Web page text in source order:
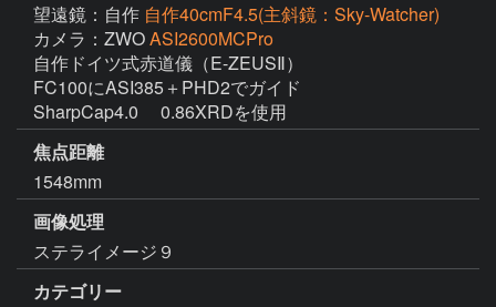
望遠鏡：自作 自作40cmF4.5(主斜鏡：Sky-Watcher)
カメラ：ZWOASI2600MCPro
自作ドイツ式赤道儀（E-ZEUSⅡ）
FC100にASI385＋PHD2でガイド
SharpCap4.0 　0.86XRDを使用
焦点距離
1548mm
画像処理
ステライメージ９
カテゴリー